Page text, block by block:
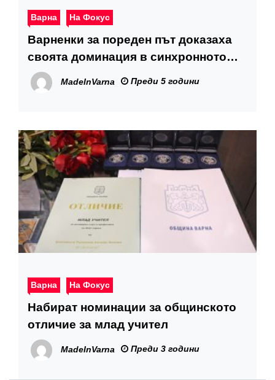
Варна На Фокус
Варненки за пореден път доказаха
своята доминация в синхронното
плуване
MadeInVarna Преди 5 години
Варна На Фокус
Набират номинации за общинското
отличие за млад учител
MadeInVarna Преди 3 години